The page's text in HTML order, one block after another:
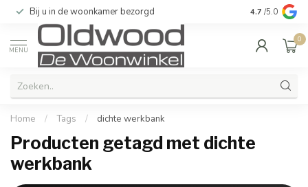
Bij u in de woonkamer bezorgd Kwaliteit &
4.7 /5.0
MENU
0
Home / Tags / dichte werkbank
Producten getagd met dichte
werkbank